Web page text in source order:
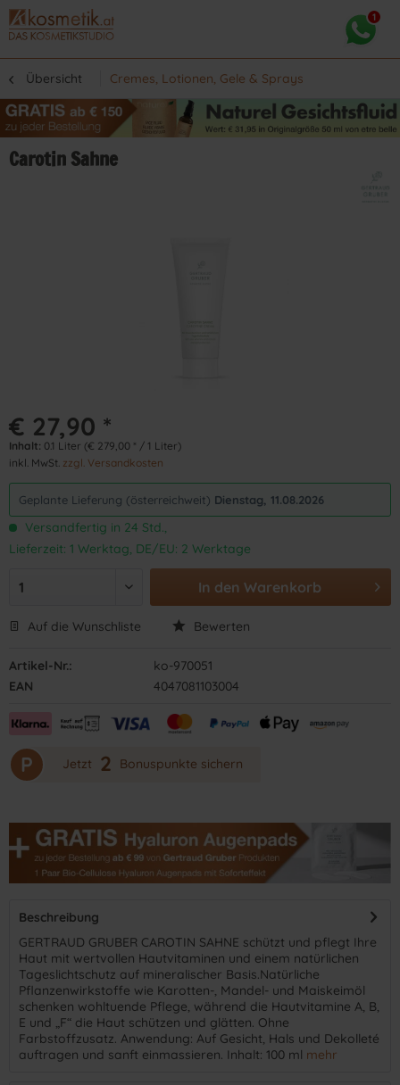
Übersicht Cremes, Lotionen, Gele & Sprays
Carotin Sahne
€ 27,90 *
Inhalt: 0.1 Liter (€ 279,00 * / 1 Liter)
inkl. MwSt. zzgl. Versandkosten
Geplante Lieferung (österreichweit) Dienstag, 11.08.2026
Versandfertig in 24 Std.,
Lieferzeit: 1 Werktag, DE/EU: 2 Werktage
In den Warenkorb
Auf die Wunschliste Bewerten
Artikel-Nr.:
ko-970051
EAN
4047081103004
P Jetzt 2 Bonuspunkte sichern
Beschreibung
GERTRAUD GRUBER CAROTIN SAHNE schützt und pflegt Ihre
Haut mit wertvollen Hautvitaminen und einem natürlichen
Tageslichtschutz auf mineralischer Basis.Natürliche
Pflanzenwirkstoffe wie Karotten-, Mandel- und Maiskeimöl
schenken wohltuende Pflege, während die Hautvitamine A, B,
E und „F“ die Haut schützen und glätten. Ohne
Farbstoffzusatz. Anwendung: Auf Gesicht, Hals und Dekolleté
auftragen und sanft einmassieren. Inhalt: 100 ml mehr